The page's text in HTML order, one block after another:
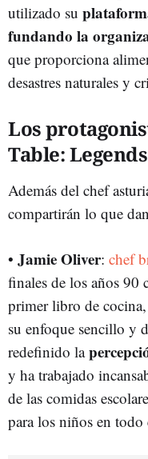
utilizado su
fundando la
que proporciona
desastres naturales y
Los
Table: Legends
Además del chef
compartirán lo que
• Jamie Oliver: chef
finales de los años 90
primer libro de
su enfoque sencillo y
redefinido la
y ha trabajado
de las comidas
para los niños en